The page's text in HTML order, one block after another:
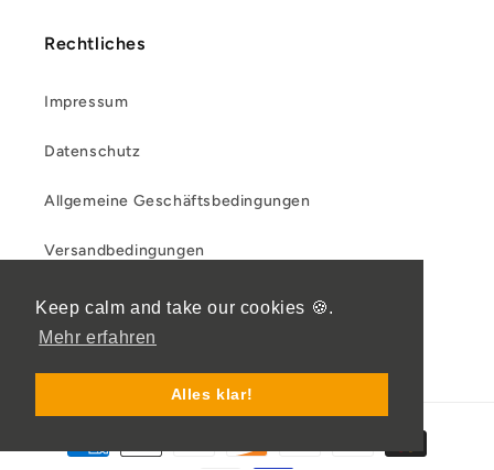
Keep calm and take our cookies 🍪.
Mehr erfahren
Alles klar!
Rechtliches
Impressum
Datenschutz
Allgemeine Geschäftsbedingungen
Versandbedingungen
Rückgabe- und Rückerstattungsrichtlinie